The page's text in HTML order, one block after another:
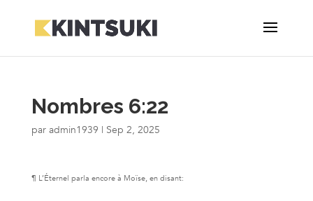
Nombres 6:22
par admin1939 | Sep 2, 2025
¶ L’Éternel parla encore à Moïse, en disant: